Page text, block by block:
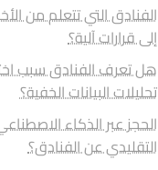
الفنادق التي تتعلم من
إلى قرارات آلية؟
هل تعرف الفنادق سبب
تحليلات البيانات الخفية؟
الحجز عبر الذكاء
التقليدي عن الفنادق؟